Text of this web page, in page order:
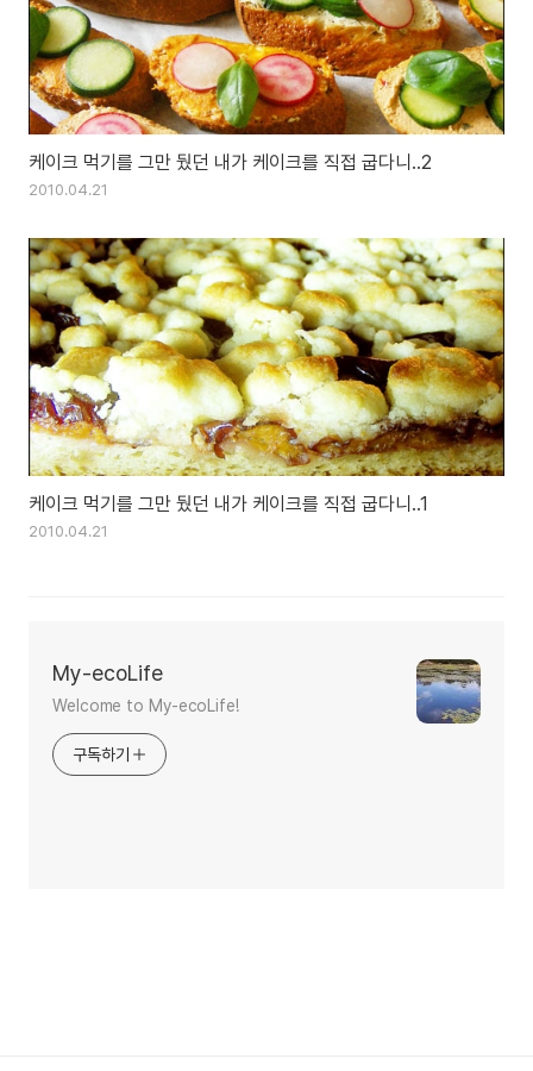
케이크 먹기를 그만 뒀던 내가 케이크를 직접 굽다니..2
2010.04.21
케이크 먹기를 그만 뒀던 내가 케이크를 직접 굽다니..1
2010.04.21
My-ecoLife
Welcome to My-ecoLife!
구독하기